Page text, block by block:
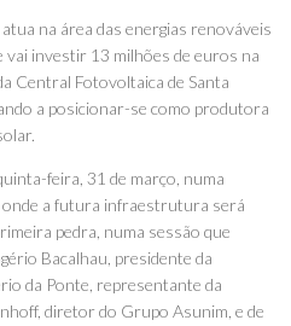
na área das energias renováveis
vai investir 13 milhões de euros na
Central Fotovoltaica de Santa
a posicionar-se como produtora
feira, 31 de março, numa
a futura infraestrutura será
pedra, numa sessão que
Bacalhau, presidente da
da Ponte, representante da
diretor do Grupo Asunim, e de